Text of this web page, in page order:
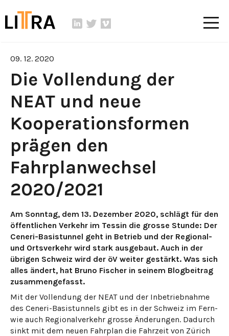
09. 12. 2020
Die Vollendung der
NEAT und neue
Kooperationsformen
prägen den
Fahrplanwechsel
2020/2021
Am Sonntag, dem 13. Dezember 2020, schlägt für den
öffentlichen Verkehr im Tessin die grosse Stunde: Der
Ceneri-Basistunnel geht in Betrieb und der Regional-
und Ortsverkehr wird stark ausgebaut. Auch in der
übrigen Schweiz wird der öV weiter gestärkt. Was sich
alles ändert, hat Bruno Fischer in seinem Blogbeitrag
zusammengefasst.
Mit der Vollendung der NEAT und der Inbetriebnahme
des Ceneri-Basistunnels gibt es in der Schweiz im Fern-
wie auch Regionalverkehr grosse Änderungen. Dadurch
sinkt mit dem neuen Fahrplan die Fahrzeit von Zürich